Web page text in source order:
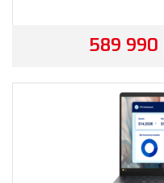
589 990